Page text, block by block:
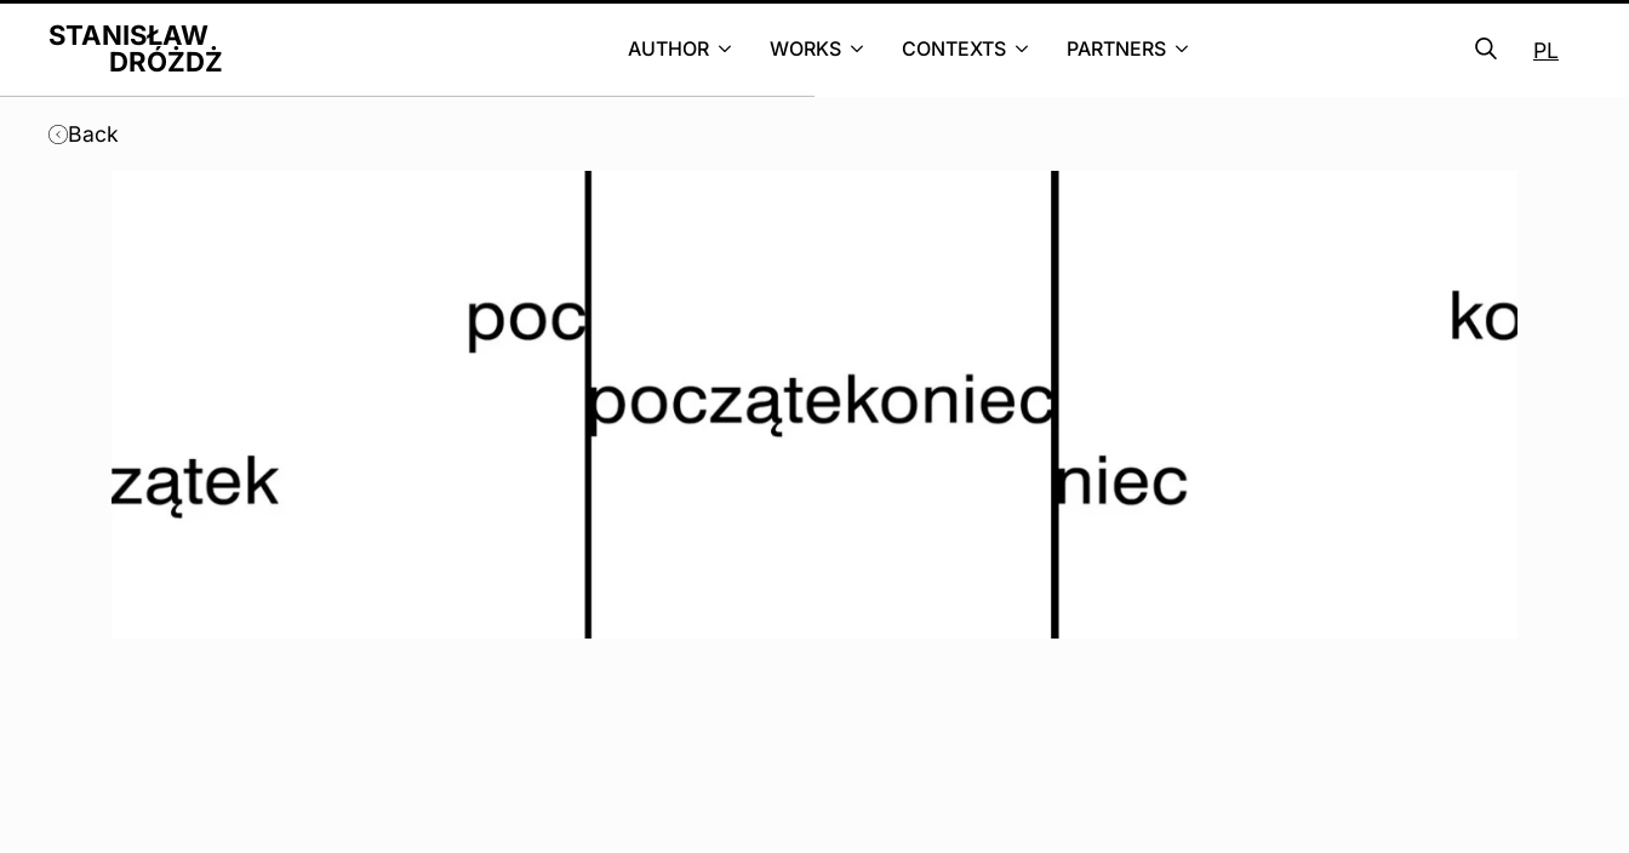
STANISŁAW
DRÓŻDŻ
AUTHOR WORKS CONTEXTS PARTNERS PL
Back